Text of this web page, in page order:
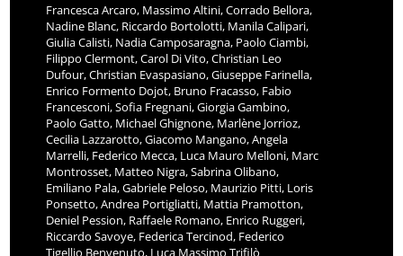
Francesca Arcaro, Massimo Altini, Corrado Bellora,
Nadine Blanc, Riccardo Bortolotti, Manila Calipari,
Giulia Calisti, Nadia Camposaragna, Paolo Ciambi,
Filippo Clermont, Carol Di Vito, Christian Leo
Dufour, Christian Evaspasiano, Giuseppe Farinella,
Enrico Formento Dojot, Bruno Fracasso, Fabio
Francesconi, Sofia Fregnani, Giorgia Gambino,
Paolo Gatto, Michael Ghignone, Marlène Jorrioz,
Cecilia Lazzarotto, Giacomo Mangano, Angela
Marrelli, Federico Mecca, Luca Mauro Melloni, Marc
Montrosset, Matteo Nigra, Sabrina Olibano,
Emiliano Pala, Gabriele Peloso, Maurizio Pitti, Loris
Ponsetto, Andrea Portigliatti, Mattia Pramotton,
Deniel Pession, Raffaele Romano, Enrico Ruggeri,
Riccardo Savoye, Federica Tercinod, Federico
Tigellio Benvenuto, Luca Massimo Trifilò